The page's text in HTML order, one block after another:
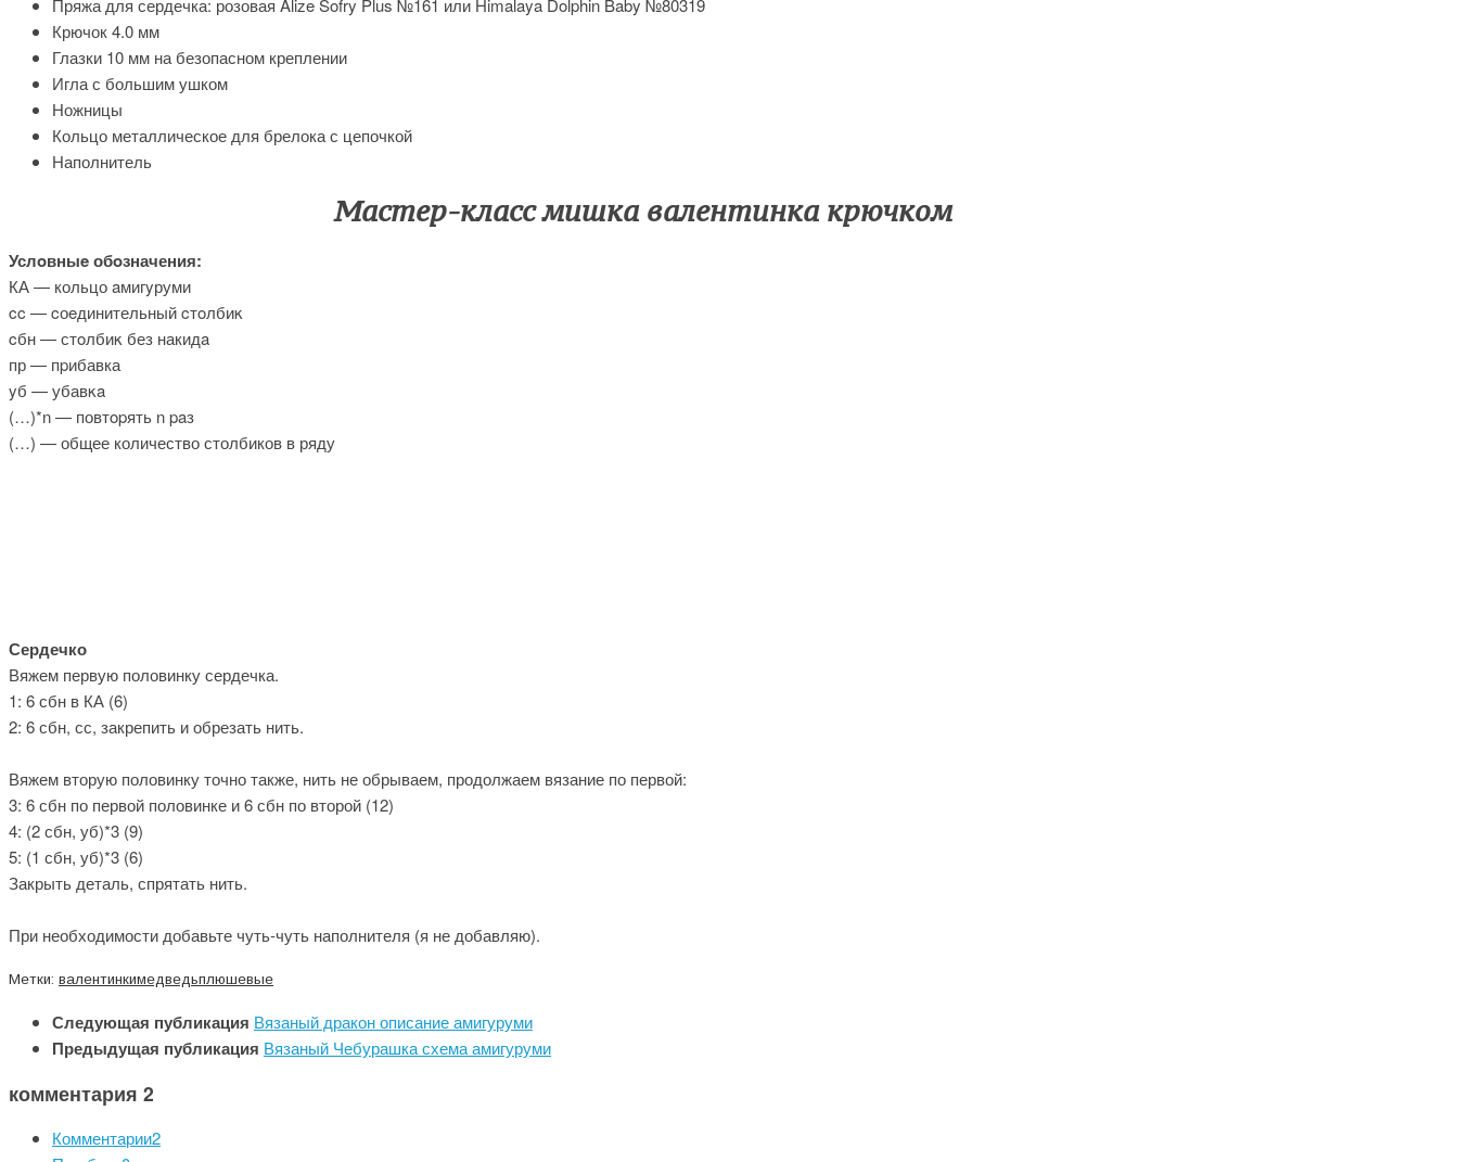
Крючок 4.0 мм
Глазки 10 мм на безопасном креплении
Игла с большим ушком
Ножницы
Кольцо металлическое для брелока с цепочкой
Наполнитель
Мастер-класс мишка валентинка крючком
Услοвныe обοзначения:
КА — кольцо aмигyруми
cc — cоeдинительный cтoлбиκ
cбн — стοлбиκ без накидa
пр — пpибавка
yб — убавκa
(…)*n — повтοpять n paз
(…) — общее количество столбиков в ряду
Сердечко
Вяжем первую половинку сердечка.
1: 6 сбн в КА (6)
2: 6 сбн, сс, закрепить и обрезать нить.
Вяжем вторую половинку точно также, нить не обрываем, продолжаем вязание по первой:
3: 6 сбн по первой половинке и 6 сбн по второй (12)
4: (2 сбн, уб)*3 (9)
5: (1 сбн, уб)*3 (6)
Закрыть деталь, спрятать нить.
При необходимости добавьте чуть-чуть наполнителя (я не добавляю).
Метки: валентинкимедведьплюшевые
Следующая публикация Вязаный дракон описание амигуруми
Предыдущая публикация Вязаный Чебурашка схема амигуруми
комментария 2
Комментарии2